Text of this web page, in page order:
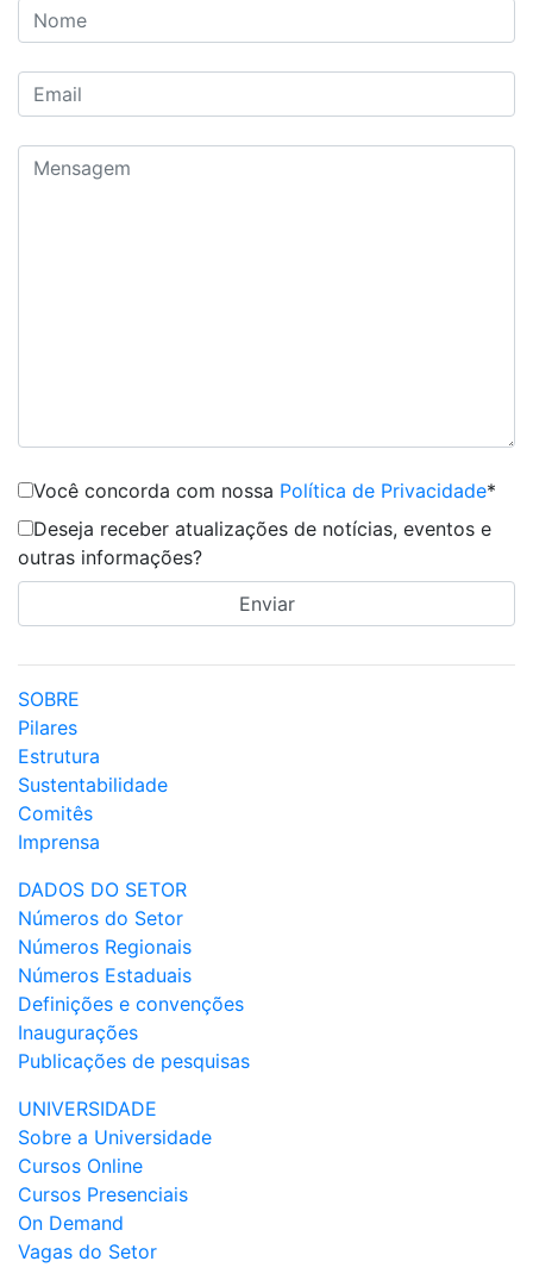
Você concorda com nossa Política de Privacidade*
Deseja receber atualizações de notícias, eventos e
outras informações?
SOBRE
Pilares
Estrutura
Sustentabilidade
Comitês
Imprensa
DADOS DO SETOR
Números do Setor
Números Regionais
Números Estaduais
Definições e convenções
Inaugurações
Publicações de pesquisas
UNIVERSIDADE
Sobre a Universidade
Cursos Online
Cursos Presenciais
On Demand
Vagas do Setor